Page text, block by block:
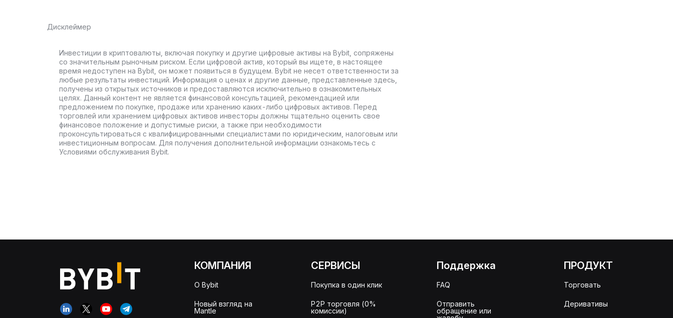
Дисклеймер
Инвестиции в криптовалюты, включая покупку и другие цифровые активы на Bybit, сопряжены
со значительным рыночным риском. Если цифровой актив, который вы ищете, в настоящее
время недоступен на Bybit, он может появиться в будущем. Bybit не несет ответственности за
любые результаты инвестиций. Информация о ценах и другие данные, представленные здесь,
получены из открытых источников и предоставляются исключительно в ознакомительных
целях. Данный контент не является финансовой консультацией, рекомендацией или
предложением по покупке, продаже или хранению каких-либо цифровых активов. Перед
торговлей или хранением цифровых активов инвесторы должны тщательно оценить свое
финансовое положение и допустимые риски, а также при необходимости
проконсультироваться с квалифицированными специалистами по юридическим, налоговым или
инвестиционным вопросам. Для получения дополнительной информации ознакомьтесь с
Условиями обслуживания Bybit.
КОМПАНИЯ
О Bybit
Новый взгляд на
Mantle
СЕРВИСЫ
Покупка в один клик
P2P торговля (0%
комиссии)
Поддержка
FAQ
Отправить
обращение или
ПРОДУКТ
Торговать
Деривативы